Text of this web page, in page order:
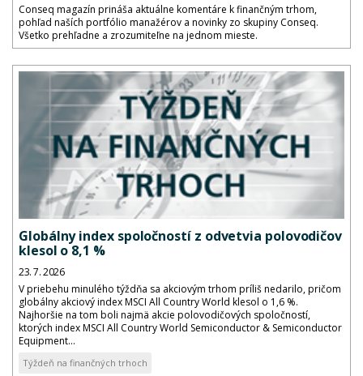
Conseq magazín prináša aktuálne komentáre k finančným trhom,
pohľad naších portfólio manažérov a novinky zo skupiny Conseq.
Všetko prehľadne a zrozumiteľne na jednom mieste.
Globálny index spoločností z odvetvia polovodičov
klesol o 8,1 %
23. 7. 2026
V priebehu minulého týždňa sa akciovým trhom príliš nedarilo, pričom
globálny akciový index MSCI All Country World klesol o 1,6 %.
Najhoršie na tom boli najmä akcie polovodičových spoločností,
ktorých index MSCI All Country World Semiconductor & Semiconductor
Equipment...
Týždeň na finančných trhoch